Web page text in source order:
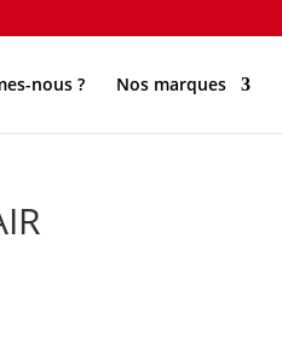
nous ? Nos marques